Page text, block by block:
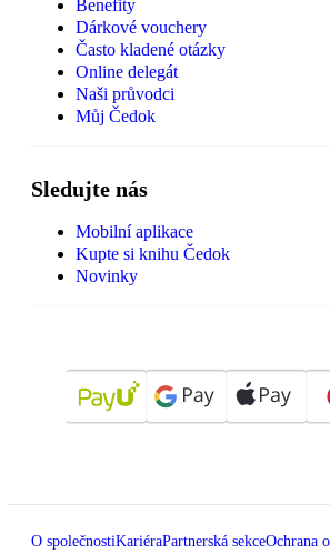
Benefity
Dárkové vouchery
Často kladené otázky
Online delegát
Naši průvodci
Můj Čedok
Sledujte nás
Mobilní aplikace
Kupte si knihu Čedok
Novinky
O společnostiKariéraPartnerská sekceOchrana